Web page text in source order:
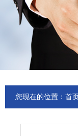
您现在的位置： 首